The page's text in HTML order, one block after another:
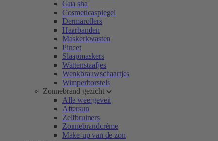
Gua sha
Cosmeticaspiegel
Dermarollers
Haarbanden
Maskerkwasten
Pincet
Slaapmaskers
Wattenstaafjes
Wenkbrauwschaartjes
Wimperborstels
Zonnebrand gezicht
Alle weergeven
Aftersun
Zelfbruiners
Zonnebrandcrème
Make-up van de zon